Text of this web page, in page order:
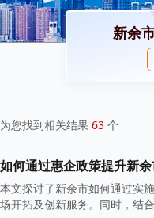
新余
为您找到相关结果 63 个
如何通过惠企政策提升新
本文探讨了新余市如何通过实
场开拓及创新服务。同时，结